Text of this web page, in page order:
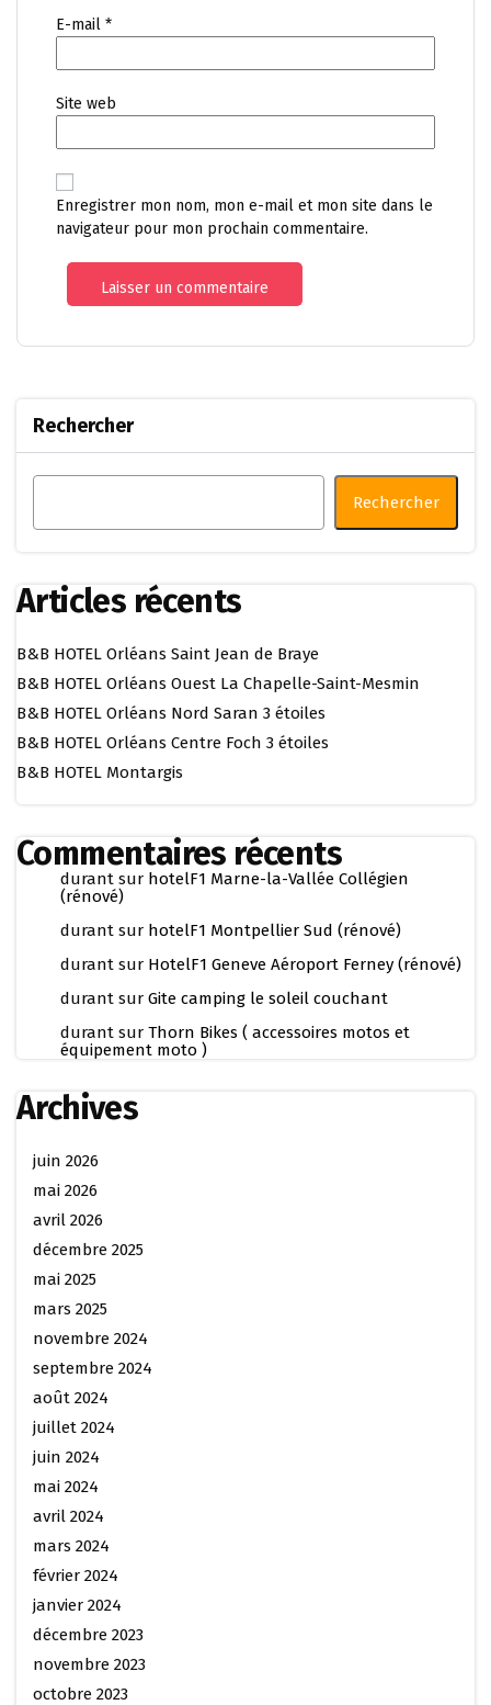
E-mail *
Site web
Enregistrer mon nom, mon e-mail et mon site dans le
navigateur pour mon prochain commentaire.
Rechercher
Rechercher
Articles récents
B&B HOTEL Orléans Saint Jean de Braye
B&B HOTEL Orléans Ouest La Chapelle-Saint-Mesmin
B&B HOTEL Orléans Nord Saran 3 étoiles
B&B HOTEL Orléans Centre Foch 3 étoiles
B&B HOTEL Montargis
Commentaires récents
durant sur hotelF1 Marne-la-Vallée Collégien
(rénové)
durant sur hotelF1 Montpellier Sud (rénové)
durant sur HotelF1 Geneve Aéroport Ferney (rénové)
durant sur Gite camping le soleil couchant
durant sur Thorn Bikes ( accessoires motos et
équipement moto )
Archives
juin 2026
mai 2026
avril 2026
décembre 2025
mai 2025
mars 2025
novembre 2024
septembre 2024
août 2024
juillet 2024
juin 2024
mai 2024
avril 2024
mars 2024
février 2024
janvier 2024
décembre 2023
novembre 2023
octobre 2023